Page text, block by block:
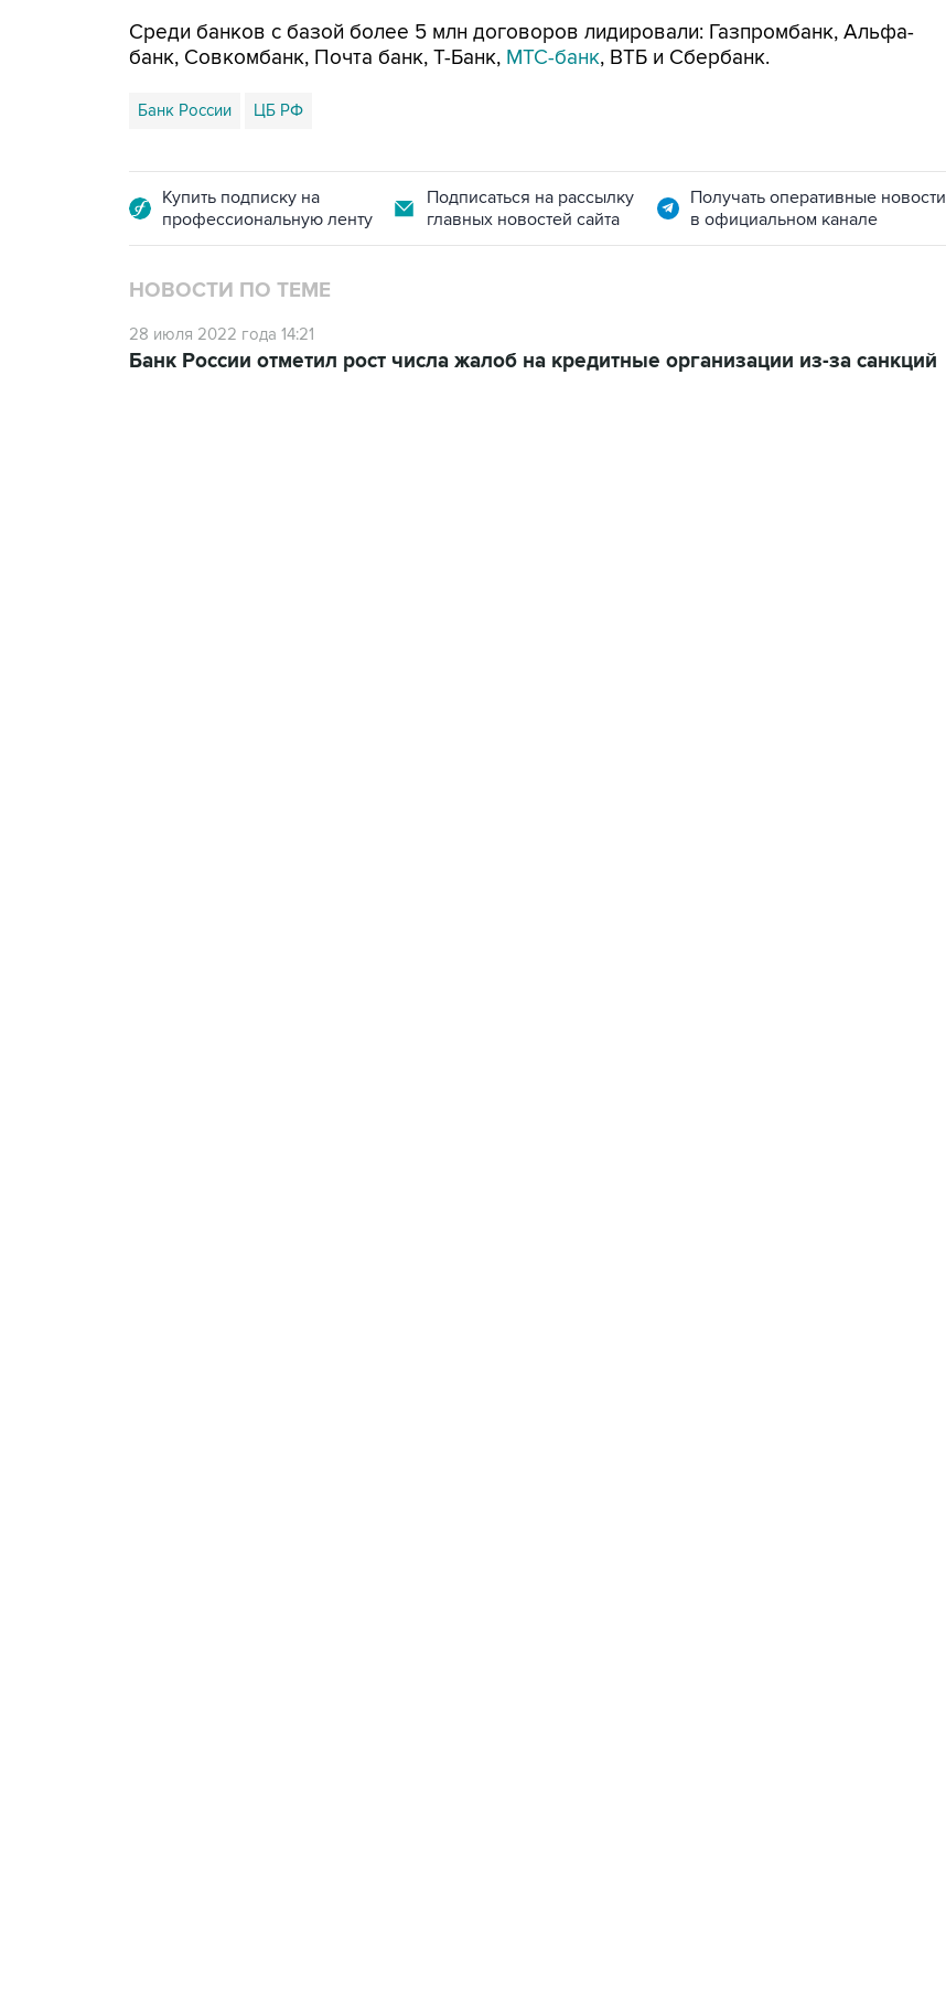
Среди банков с базой более 5 млн договоров лидировали: Газпромбанк, Альфа-
банк, Совкомбанк, Почта банк, Т-Банк, МТС-банк, ВТБ и Сбербанк.
Банк России ЦБ РФ
Купить подписку на
профессиональную ленту
Подписаться на рассылку
главных новостей сайта
Получать оперативные новости
в официальном канале
НОВОСТИ ПО ТЕМЕ
28 июля 2022 года 14:21
Банк России отметил рост числа жалоб на кредитные организации из-за санкций